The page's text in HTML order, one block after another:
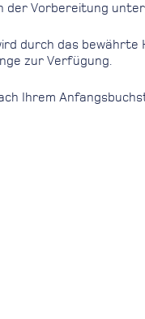
der Vorbereitung
durch das bewährte
zur Verfügung.
Ihrem